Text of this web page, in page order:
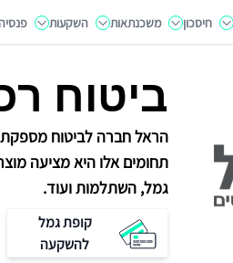
חיסכון משכנתאות השקעות פנסיה
ביטוח
הראל חברה לביטוח מספקת
תחומים אלו היא מציעה
גמל, השתלמות ועוד.
קופת גמל
להשקעה